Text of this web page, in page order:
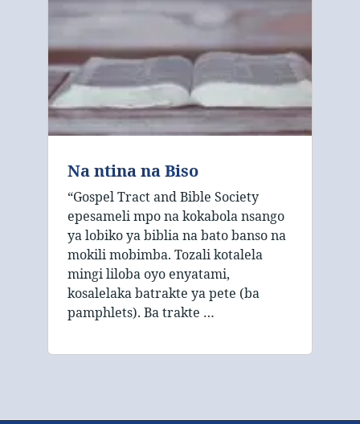
Na ntina na Biso
“Gospel Tract and Bible Society
epesameli mpo na kokabola nsango
ya lobiko ya biblia na bato banso na
mokili mobimba. Tozali kotalela
mingi liloba oyo enyatami,
kosalelaka batrakte ya pete (ba
pamphlets). Ba trakte …